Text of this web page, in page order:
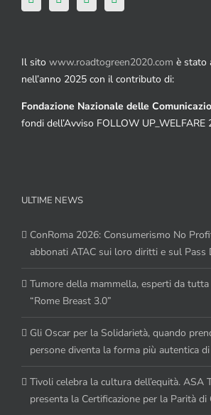
Il sito www.roadtogreen2020.com è stato
nell’anno 2025 con il contributo di:
Fondazione Nazionale delle
fondi dell’Avviso FOLLOW UP_WELFARE
ULTIME NEWS
ConRoma 2026: Consumerismo No
abbonati ATAC sui loro diritti e sul Pass
Tumore della mammella, esperti da
“Rome Breast 3.0”
Gli Oscar per la Solidarietà, quando
persone diventa la forma più autentica
Tivoli celebra la cultura dell’equità. ASA
presenta la Certificazione per la Parità di